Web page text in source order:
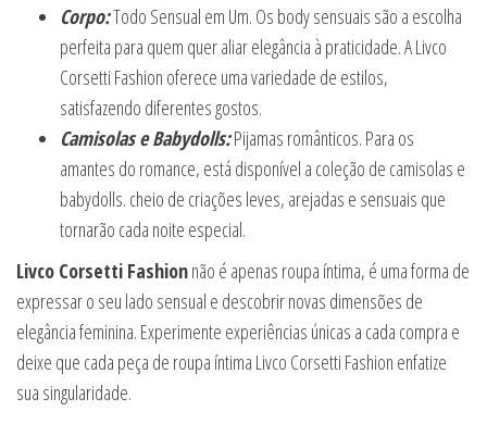
Corpo:Todo Sensual em Um. Os body sensuais são a escolha
perfeita para quem quer aliar elegância à praticidade. A Livco
Corsetti Fashion oferece uma variedade de estilos,
satisfazendo diferentes gostos.
Camisolas e Babydolls:Pijamas românticos. Para os
amantes do romance, está disponível a coleção de camisolas e
babydolls. cheio de criações leves, arejadas e sensuais que
tornarão cada noite especial.
Livco Corsetti Fashionnão é apenas roupa íntima, é uma forma de
expressar o seu lado sensual e descobrir novas dimensões de
elegância feminina. Experimente experiências únicas a cada compra e
deixe que cada peça de roupa íntima Livco Corsetti Fashion enfatize
sua singularidade.